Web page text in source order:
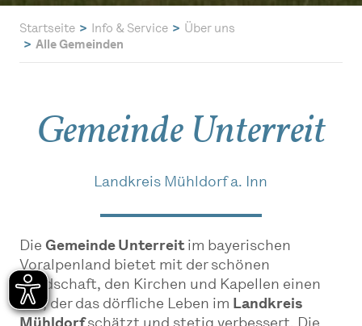
Startseite Info & Service
Über uns
Alle Gemeinden
Gemeinde Unterreit
Landkreis Mühldorf a. Inn
DieGemeinde Unterreitim bayerischen
Voralpenland bietet mit der schönen
Landschaft, den Kirchen und Kapellen einen
Ort, der das dörﬂiche Leben im Landkreis